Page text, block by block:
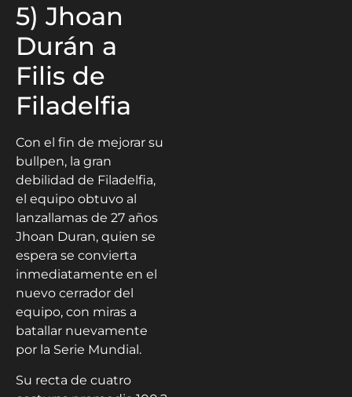
5) Jhoan
Durán a
Filis de
Filadelfia
Con el fin de mejorar su
bullpen, la gran
debilidad de Filadelfia,
el equipo obtuvo al
lanzallamas de 27 años
Jhoan Duran, quien se
espera se convierta
inmediatamente en el
nuevo cerrador del
equipo, con miras a
batallar nuevamente
por la Serie Mundial.
Su recta de cuatro